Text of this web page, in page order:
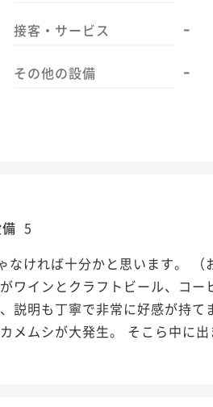
接客・サービス -
その他の設備 -
5
ければ十分かと思います。 （
ワインとクラフトビール、コー
説明も丁寧で非常に好感が持て
ムシが大発生。 そこら中に出